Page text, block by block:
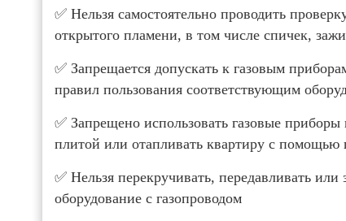
✅ Нельзя самостоятельно проводить
открытого пламени, в том числе спичек,
✅ Запрещается допускать к газовым
правил пользования соответствующим
✅ Запрещено использовать газовые
плитой или отапливать квартиру с помощью
✅ Нельзя перекручивать, передавливать
оборудование с газопроводом